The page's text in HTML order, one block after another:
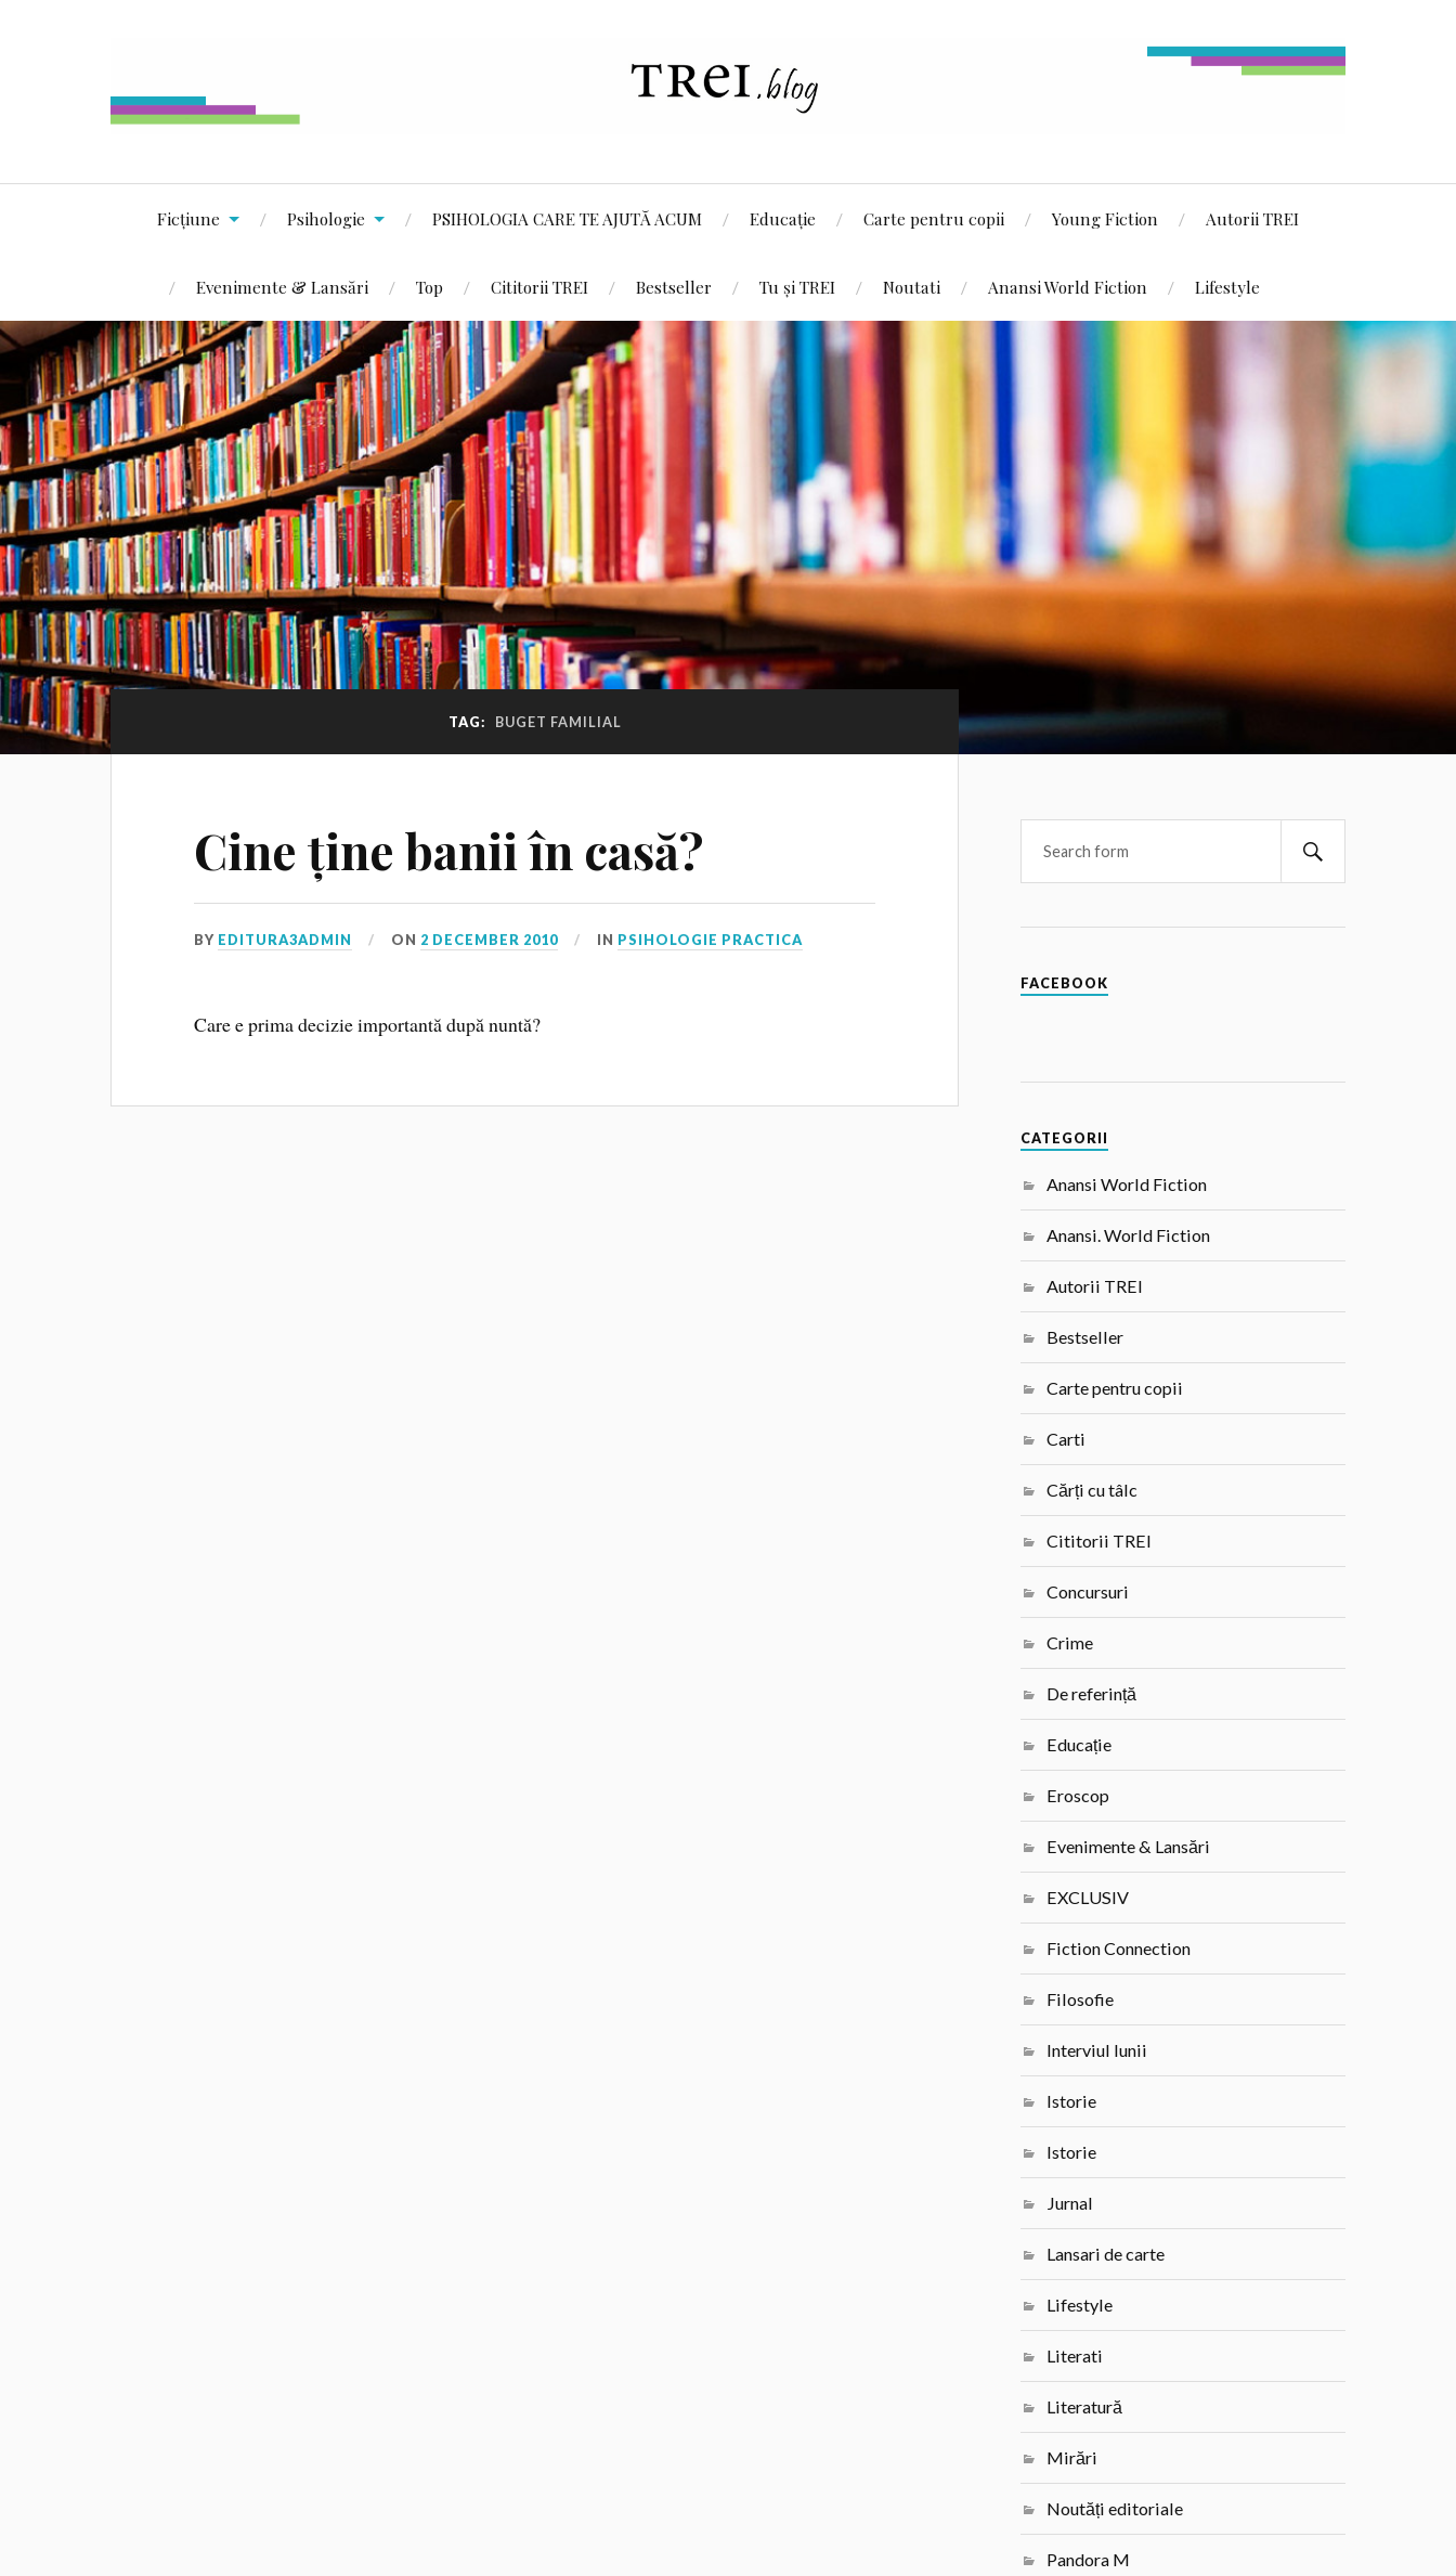
Ficțiune Psihologie PSIHOLOGIA CARE TE AJUTĂ ACUM Educație Carte pentru copii Young Fiction Autorii TREI
Evenimente & Lansări Top Cititorii TREI Bestseller Tu și TREI Noutati Anansi World Fiction Lifestyle
TAG: BUGET FAMILIAL
Cine ține banii în casă?
BY EDITURA3ADMIN ON 2 DECEMBER 2010 IN PSIHOLOGIE PRACTICA
Care e prima decizie importantă după nuntă?
FACEBOOK
CATEGORII
Anansi World Fiction
Anansi. World Fiction
Autorii TREI
Bestseller
Carte pentru copii
Carti
Cărți cu tâlc
Cititorii TREI
Concursuri
Crime
De referință
Educație
Eroscop
Evenimente & Lansări
EXCLUSIV
Fiction Connection
Filosofie
Interviul lunii
Istorie
Istorie
Jurnal
Lansari de carte
Lifestyle
Literati
Literatură
Mirări
Noutăți editoriale
Pandora M